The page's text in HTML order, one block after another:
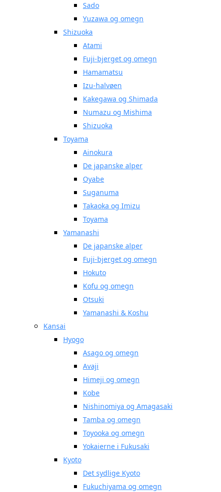
Sado
Yuzawa og omegn
Shizuoka
Atami
Fuji-bjerget og omegn
Hamamatsu
Izu-halvøen
Kakegawa og Shimada
Numazu og Mishima
Shizuoka
Toyama
Ainokura
De japanske alper
Oyabe
Suganuma
Takaoka og Imizu
Toyama
Yamanashi
De japanske alper
Fuji-bjerget og omegn
Hokuto
Kofu og omegn
Otsuki
Yamanashi & Koshu
Kansai
Hyogo
Asago og omegn
Avaji
Himeji og omegn
Kobe
Nishinomiya og Amagasaki
Tamba og omegn
Toyooka og omegn
Yokaierne i Fukusaki
Kyoto
Det sydlige Kyoto
Fukuchiyama og omegn